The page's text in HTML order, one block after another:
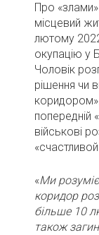
Про
місцевий
лютому
окупацію у
Чоловік
рішення чи
попередній
військові
«Ми
коридор
більше 10
також